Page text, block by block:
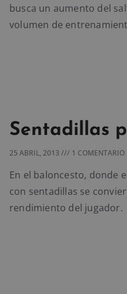
busca un aumento del
volumen de
Sentadillas
25 ABRIL, 2013 1 COMENTARIO
En el baloncesto, donde
con sentadillas se
rendimiento del jugador.